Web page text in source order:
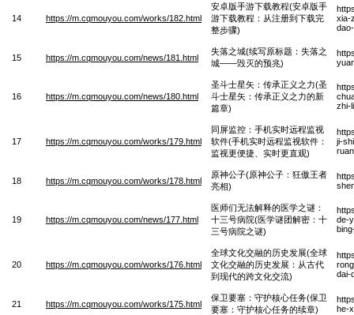
14 https://m.cqmouyou.com/works/182.html
安卓版手游下载教程(安卓版手
游下载教程：从注册到下载完
整步骤)
xia-
15 https://m.cqmouyou.com/news/181.html
失落之城(续写原标题：失落之
城——毁灭的预兆)
16 https://m.cqmouyou.com/news/180.html
圣斗士星矢：传承正义之力(圣
斗士星矢：传承正义之力的新
篇章)
zhi-
17 https://m.cqmouyou.com/works/179.html
同屏监控：手机实时远程监视
软件(手机实时远程监视软件：
监视更便捷、实时更直观)
ji-
18 https://m.cqmouyou.com/works/178.html
原神公子(原神公子：狂傲王者
亮相)
19 https://m.cqmouyou.com/news/177.html
医师们无法解释的医学之谜：
十三号病院(医学谜团解密：十
三号病院之谜)
de-
20 https://m.cqmouyou.com/works/176.html
全球文化交融的历史发展(全球
文化交融的历史发展：从古代
到现代的跨文化交流)
dai-
21 https://m.cqmouyou.com/works/175.html
保卫要塞：守护核心任务(保卫
要塞：守护核心任务的续章)
he-